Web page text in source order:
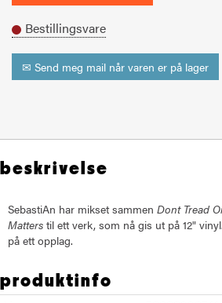
Bestillingsvare
✉ Send meg mail når varen er på lager
beskrivelse
SebastiAn har mikset sammen Dont Tread
Matters til ett verk, som nå gis ut på 12"
på ett opplag.
produktinfo